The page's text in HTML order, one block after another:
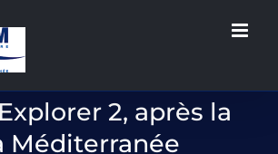
2, après la
Méditerranée